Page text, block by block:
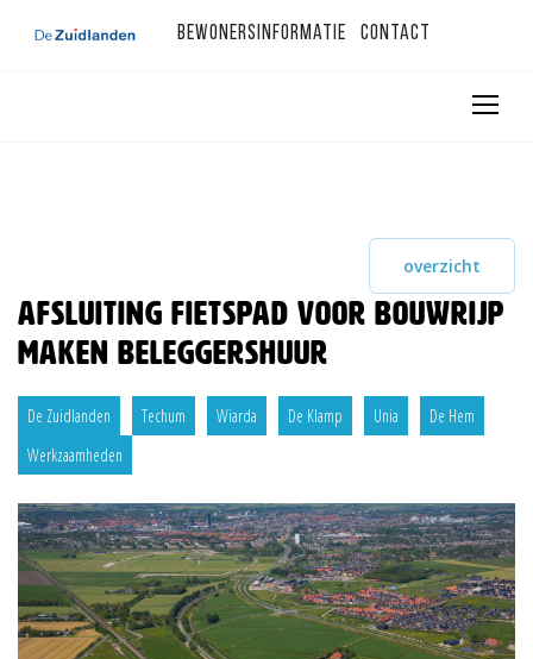
Bewonersinformatie Contact
overzicht
Afsluiting fietspad voor bouwrijp
maken Beleggershuur
De Zuidlanden Techum Wiarda De Klamp Unia
De Hem
Werkzaamheden